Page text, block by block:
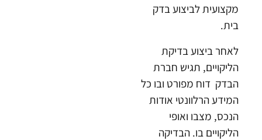
מקצועית לביצוע בדק
בית.
לאחר ביצוע בדיקת
הליקויים, תגיש חברת
הבדק דוח מפורט ובו כל
המידע הרלוונטי אודות
הנכס, מצבו ואופי
הליקויים בו. הבדיקה